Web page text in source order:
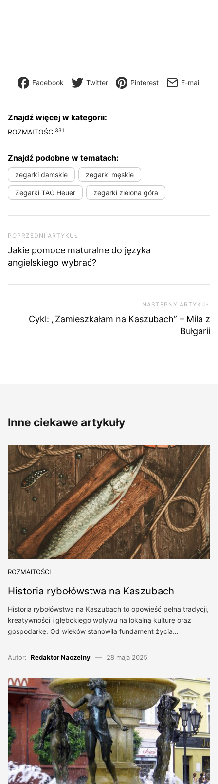
Facebook Twitter Pinterest E-mail
Znajdź więcej w kategorii:
ROZMAITOŚCI331
Znajdź podobne w tematach:
zegarki damskie zegarki męskie
Zegarki TAG Heuer zegarki zielona góra
Poprzedni artykuł
POPRZEDNI ARTYKUŁ
Jakie pomoce maturalne do języka
angielskiego wybrać?
NASTĘPNY ARTYKUŁ
Cykl: „Zamieszkałam na Kaszubach” – Mila z
Bułgarii
Inne ciekawe artykuły
ROZMAITOŚCI
Historia rybołówstwa na Kaszubach
Historia rybołówstwa na Kaszubach to opowieść pełna tradycji,
kreatywności i głębokiego wpływu na lokalną kulturę oraz
gospodarkę. Od wieków stanowiła fundament życia…
Autor: Redaktor Naczelny 28 maja 2025